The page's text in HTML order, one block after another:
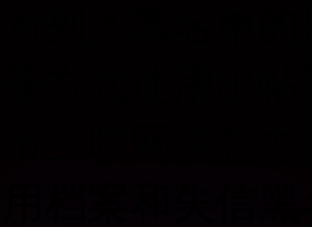
列入黑名单
方式使用跟
互联网信息
档案和失信